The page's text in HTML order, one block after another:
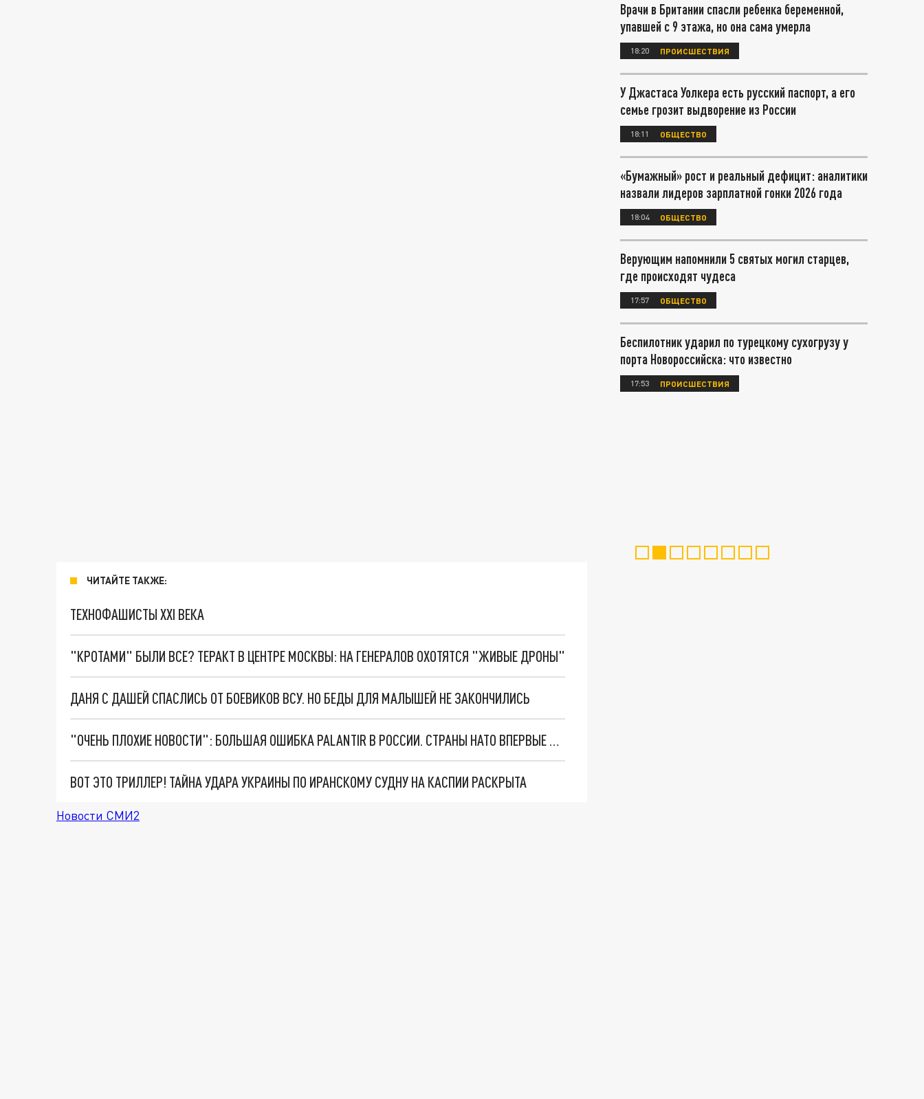
ЧИТАЙТЕ ТАКЖЕ:
ТЕХНОФАШИСТЫ XXI ВЕКА
"КРОТАМИ" БЫЛИ ВСЕ? ТЕРАКТ В ЦЕНТРЕ МОСКВЫ: НА ГЕНЕРАЛОВ ОХОТЯТСЯ "ЖИВЫЕ ДРОНЫ"
ДАНЯ С ДАШЕЙ СПАСЛИСЬ ОТ БОЕВИКОВ ВСУ. НО БЕДЫ ДЛЯ МАЛЫШЕЙ НЕ ЗАКОНЧИЛИСЬ
"ОЧЕНЬ ПЛОХИЕ НОВОСТИ": БОЛЬШАЯ ОШИБКА PALANTIR В РОССИИ. СТРАНЫ НАТО ВПЕРВЫЕ ЗА СВО ОСТАНОВИЛИ ПОСТАВКИ ОРУЖИЯ. ВСУ ТЕРЯЮТ ПРИГРАНИЧЬЕ?
ВОТ ЭТО ТРИЛЛЕР! ТАЙНА УДАРА УКРАИНЫ ПО ИРАНСКОМУ СУДНУ НА КАСПИИ РАСКРЫТА
Новости СМИ2
Врачи в Британии спасли ребенка беременной,
упавшей с 9 этажа, но она сама умерла
18:20 ПРОИСШЕСТВИЯ
У Джастаса Уолкера есть русский паспорт, а его
семье грозит выдворение из России
18:11 ОБЩЕСТВО
«Бумажный» рост и реальный дефицит: аналитики
назвали лидеров зарплатной гонки 2026 года
18:04 ОБЩЕСТВО
Верующим напомнили 5 святых могил старцев,
где происходят чудеса
17:57 ОБЩЕСТВО
Беспилотник ударил по турецкому сухогрузу у
порта Новороссийска: что известно
17:53 ПРОИСШЕСТВИЯ